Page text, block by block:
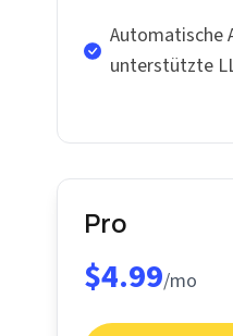
Automatische
unterstützte
Pro
$4.99/mo